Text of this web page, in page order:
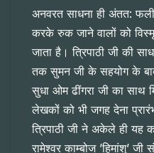
अनवरत साधना ही अंतत:
करके रुक जाने वालों को
जाता है। त्रिपाठी जी की
तक सुमन जी के सहयोग के बाद
सुधा ओम ढींगरा जी का साथ
लेखकों को भी जगह देना
त्रिपाठी जी ने अकेले ही यह
रामेश्वर काम्बोज ’हिमांशु’